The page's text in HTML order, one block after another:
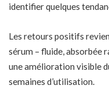
identifier quelques
Les retours positifs
sérum – fluide, absorbée
une amélioration visible
semaines d’utilisation.